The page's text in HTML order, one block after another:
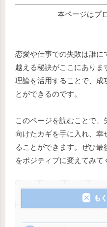
本ページはプ
恋愛や仕事での失敗は誰に
越える秘訣がここにあり
理論を活用することで、成
とができるのです。
このページを読むことで、
向けたカギを手に入れ、
ることができます。ぜひ
をポジティブに変えてみて
も